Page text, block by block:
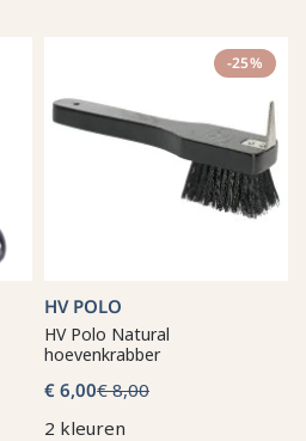
-25%
HV POLO
HV Polo Natural
hoevenkrabber
€ 6,00€ 8,00
2 kleuren